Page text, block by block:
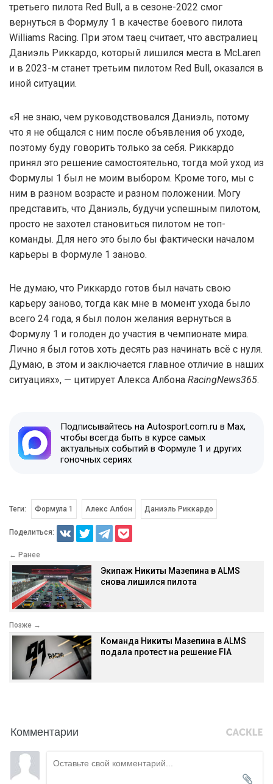
третьего пилота Red Bull, а в сезоне-2022 смог
вернуться в Формулу 1 в качестве боевого пилота
Williams Racing. При этом таец считает, что австралиец
Даниэль Риккардо, который лишился места в McLaren
и в 2023-м станет третьим пилотом Red Bull, оказался в
иной ситуации.
«Я не знаю, чем руководствовался Даниэль, потому
что я не общался с ним после объявления об уходе,
поэтому буду говорить только за себя. Риккардо
принял это решение самостоятельно, тогда мой уход из
Формулы 1 был не моим выбором. Кроме того, мы с
ним в разном возрасте и разном положении. Могу
представить, что Даниэль, будучи успешным пилотом,
просто не захотел становиться пилотом не топ-
команды. Для него это было бы фактически началом
карьеры в Формуле 1 заново.
Не думаю, что Риккардо готов был начать свою
карьеру заново, тогда как мне в момент ухода было
всего 24 года, я был полон желания вернуться в
Формулу 1 и голоден до участия в чемпионате мира.
Лично я был готов хоть десять раз начинать всё с нуля.
Думаю, в этом и заключается главное отличие в наших
ситуациях», — цитирует Алекса Албона RacingNews365.
Подписывайтесь на Autosport.com.ru в Max,
чтобы всегда быть в курсе самых
актуальных событий в Формуле 1 и других
гоночных сериях
Теги: Формула 1 Алекс Албон Даниэль Риккардо
Поделиться:
← Ранее
Экипаж Никиты Мазепина в ALMS
снова лишился пилота
Позже →
Команда Никиты Мазепина в ALMS
подала протест на решение FIA
Комментарии